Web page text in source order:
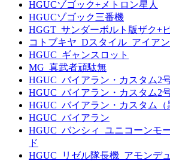
HGUCゾゴック+メトロン星人
HGUCゾゴック三番機
HGGT_サンダーボルト版ザク+
コトブキヤ_Dスタイル_アイア
HGUC_ギャンスロット
MG_真武者頑駄無
HGUC_バイアラン・カスタム2
HGUC_バイアラン・カスタム2
HGUC_バイアラン・カスタム（
HGUC_バイアラン
HGUC_バンシィ_ユニコーンモ
ド
HGUC_リゼル隊長機_アモンデ